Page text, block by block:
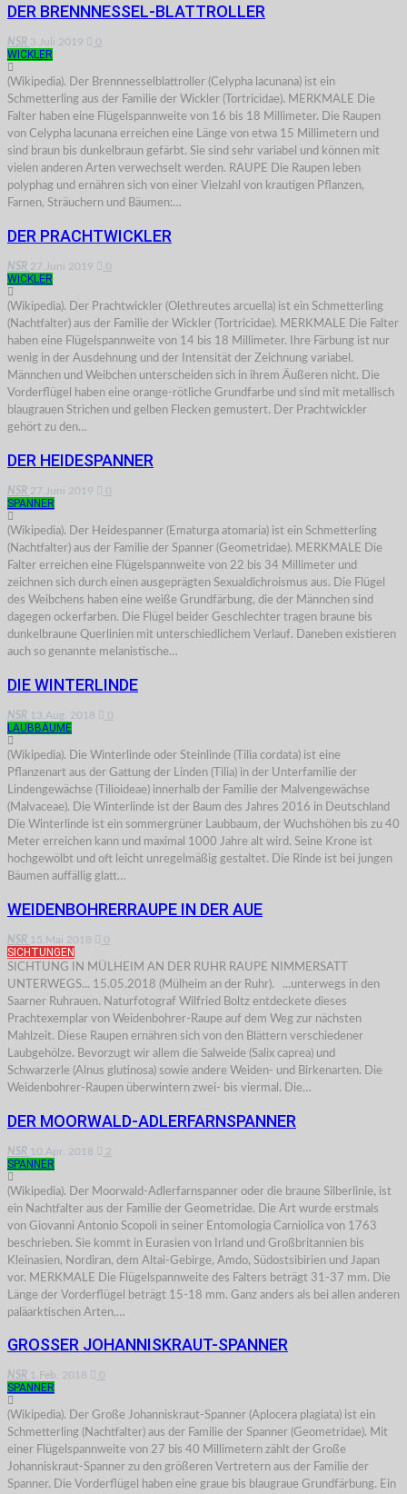
DER BRENNNESSEL-BLATTROLLER
NSR 3.Juli 2019 0
WICKLER
(Wikipedia). Der Brennnesselblattroller (Celypha lacunana) ist ein
Schmetterling aus der Familie der Wickler (Tortricidae). MERKMALE Die
Falter haben eine Flügelspannweite von 16 bis 18 Millimeter. Die Raupen
von Celypha lacunana erreichen eine Länge von etwa 15 Millimetern und
sind braun bis dunkelbraun gefärbt. Sie sind sehr variabel und können mit
vielen anderen Arten verwechselt werden. RAUPE Die Raupen leben
polyphag und ernähren sich von einer Vielzahl von krautigen Pflanzen,
Farnen, Sträuchern und Bäumen:…
DER PRACHTWICKLER
NSR 27.Juni 2019 0
WICKLER
(Wikipedia). Der Prachtwickler (Olethreutes arcuella) ist ein Schmetterling
(Nachtfalter) aus der Familie der Wickler (Tortricidae). MERKMALE Die Falter
haben eine Flügelspannweite von 14 bis 18 Millimeter. Ihre Färbung ist nur
wenig in der Ausdehnung und der Intensität der Zeichnung variabel.
Männchen und Weibchen unterscheiden sich in ihrem Äußeren nicht. Die
Vorderflügel haben eine orange-rötliche Grundfarbe und sind mit metallisch
blaugrauen Strichen und gelben Flecken gemustert. Der Prachtwickler
gehört zu den…
DER HEIDESPANNER
NSR 27.Juni 2019 0
SPANNER
(Wikipedia). Der Heidespanner (Ematurga atomaria) ist ein Schmetterling
(Nachtfalter) aus der Familie der Spanner (Geometridae). MERKMALE Die
Falter erreichen eine Flügelspannweite von 22 bis 34 Millimeter und
zeichnen sich durch einen ausgeprägten Sexualdichroismus aus. Die Flügel
des Weibchens haben eine weiße Grundfärbung, die der Männchen sind
dagegen ockerfarben. Die Flügel beider Geschlechter tragen braune bis
dunkelbraune Querlinien mit unterschiedlichem Verlauf. Daneben existieren
auch so genannte melanistische…
DIE WINTERLINDE
NSR 13.Aug. 2018 0
LAUBBÄUME
(Wikipedia). Die Winterlinde oder Steinlinde (Tilia cordata) ist eine
Pflanzenart aus der Gattung der Linden (Tilia) in der Unterfamilie der
Lindengewächse (Tilioideae) innerhalb der Familie der Malvengewächse
(Malvaceae). Die Winterlinde ist der Baum des Jahres 2016 in Deutschland
Die Winterlinde ist ein sommergrüner Laubbaum, der Wuchshöhen bis zu 40
Meter erreichen kann und maximal 1000 Jahre alt wird. Seine Krone ist
hochgewölbt und oft leicht unregelmäßig gestaltet. Die Rinde ist bei jungen
Bäumen auffällig glatt…
WEIDENBOHRERRAUPE IN DER AUE
NSR 15.Mai 2018 0
SICHTUNGEN
SICHTUNG IN MÜLHEIM AN DER RUHR RAUPE NIMMERSATT
UNTERWEGS... 15.05.2018 (Mülheim an der Ruhr). ...unterwegs in den
Saarner Ruhrauen. Naturfotograf Wilfried Boltz entdeckete dieses
Prachtexemplar von Weidenbohrer-Raupe auf dem Weg zur nächsten
Mahlzeit. Diese Raupen ernähren sich von den Blättern verschiedener
Laubgehölze. Bevorzugt wir allem die Salweide (Salix caprea) und
Schwarzerle (Alnus glutinosa) sowie andere Weiden- und Birkenarten. Die
Weidenbohrer-Raupen überwintern zwei- bis viermal. Die…
DER MOORWALD-ADLERFARNSPANNER
NSR 10.Apr. 2018 2
SPANNER
(Wikipedia). Der Moorwald-Adlerfarnspanner oder die braune Silberlinie, ist
ein Nachtfalter aus der Familie der Geometridae. Die Art wurde erstmals
von Giovanni Antonio Scopoli in seiner Entomologia Carniolica von 1763
beschrieben. Sie kommt in Eurasien von Irland und Großbritannien bis
Kleinasien, Nordiran, dem Altai-Gebirge, Amdo, Südostsibirien und Japan
vor. MERKMALE Die Flügelspannweite des Falters beträgt 31-37 mm. Die
Länge der Vorderflügel beträgt 15-18 mm. Ganz anders als bei allen anderen
paläarktischen Arten,…
GROSSER JOHANNISKRAUT-SPANNER
NSR 1.Feb. 2018 0
SPANNER
(Wikipedia). Der Große Johanniskraut-Spanner (Aplocera plagiata) ist ein
Schmetterling (Nachtfalter) aus der Familie der Spanner (Geometridae). Mit
einer Flügelspannweite von 27 bis 40 Millimetern zählt der Große
Johanniskraut-Spanner zu den größeren Vertretern aus der Familie der
Spanner. Die Vorderflügel haben eine graue bis blaugraue Grundfärbung. Ein